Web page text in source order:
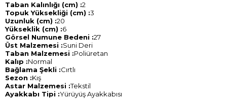
Taban Kalınlığı (cm) :2
Topuk Yüksekliği (cm) :3
Uzunluk (cm) :20
Yükseklik (cm) :6
Görsel Numune Bedeni :27
Üst Malzemesi :Suni Deri
Taban Malzemesi :Poliüretan
Kalıp :Normal
Bağlama Şekli :Cırtlı
Sezon :Kış
Astar Malzemesi :Tekstil
Ayakkabı Tipi :Yürüyüş Ayakkabısı